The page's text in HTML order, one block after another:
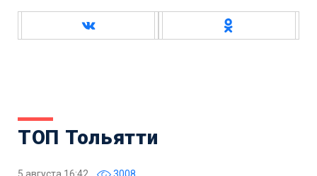
ТОП Тольятти